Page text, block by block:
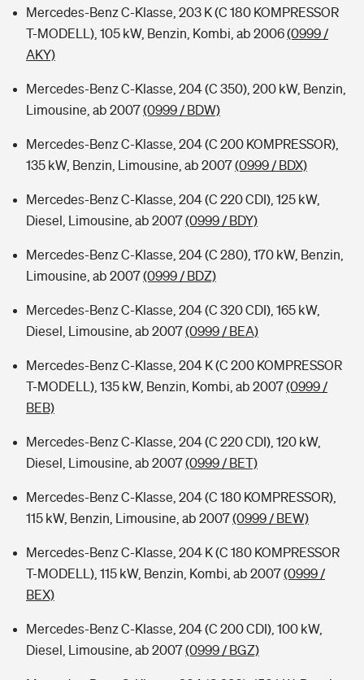
Mercedes-Benz C-Klasse, 203 K (C 180 KOMPRESSOR
T-MODELL), 105 kW, Benzin, Kombi, ab 2006(0999 /
AKY)
Mercedes-Benz C-Klasse, 204 (C 350), 200 kW, Benzin,
Limousine, ab 2007(0999 / BDW)
Mercedes-Benz C-Klasse, 204 (C 200 KOMPRESSOR),
135 kW, Benzin, Limousine, ab 2007(0999 / BDX)
Mercedes-Benz C-Klasse, 204 (C 220 CDI), 125 kW,
Diesel, Limousine, ab 2007(0999 / BDY)
Mercedes-Benz C-Klasse, 204 (C 280), 170 kW, Benzin,
Limousine, ab 2007(0999 / BDZ)
Mercedes-Benz C-Klasse, 204 (C 320 CDI), 165 kW,
Diesel, Limousine, ab 2007(0999 / BEA)
Mercedes-Benz C-Klasse, 204 K (C 200 KOMPRESSOR
T-MODELL), 135 kW, Benzin, Kombi, ab 2007(0999 /
BEB)
Mercedes-Benz C-Klasse, 204 (C 220 CDI), 120 kW,
Diesel, Limousine, ab 2007(0999 / BET)
Mercedes-Benz C-Klasse, 204 (C 180 KOMPRESSOR),
115 kW, Benzin, Limousine, ab 2007(0999 / BEW)
Mercedes-Benz C-Klasse, 204 K (C 180 KOMPRESSOR
T-MODELL), 115 kW, Benzin, Kombi, ab 2007(0999 /
BEX)
Mercedes-Benz C-Klasse, 204 (C 200 CDI), 100 kW,
Diesel, Limousine, ab 2007(0999 / BGZ)